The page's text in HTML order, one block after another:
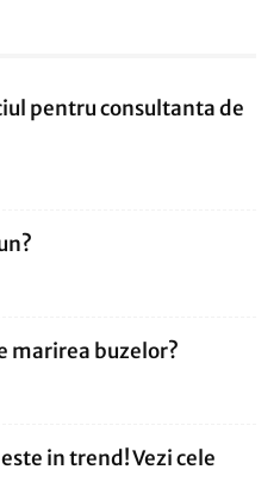
pentru consultanta de
marirea buzelor?
in trend! Vezi cele